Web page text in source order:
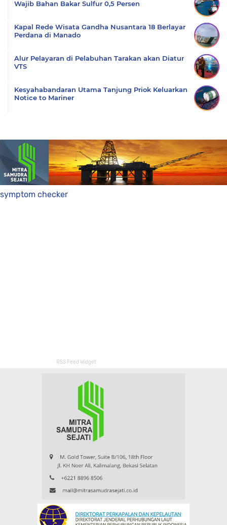
Wajib Bahan Bakar Sulfur 0,5 Persen
Kapal Rede Wisata Gandha Nusantara 18 Berlayar
Perdana di Manado
Alur Pelayaran di Pelabuhan Tarakan akan Diatur
VTS
Kesyahabandaran Utama Tanjung Priok Keluarkan
Notice to Mariner
symptom checker
RSS Feed Widget